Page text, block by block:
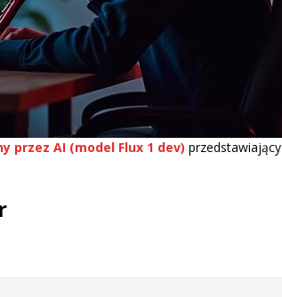
przez AI (model Flux 1 dev) przedstawiający